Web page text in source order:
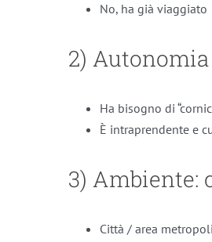
No, ha già viaggiato
2)
Ha bisogno di
È intraprendente e
3) Ambiente:
Città / area